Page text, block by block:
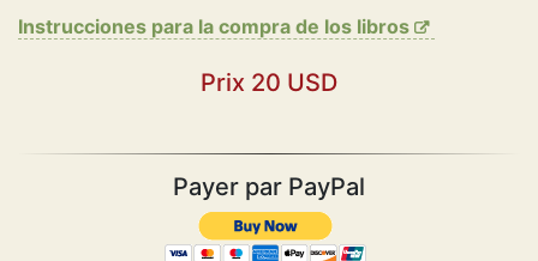
Instrucciones para la compra de los libros
Prix 20 USD
Payer par PayPal